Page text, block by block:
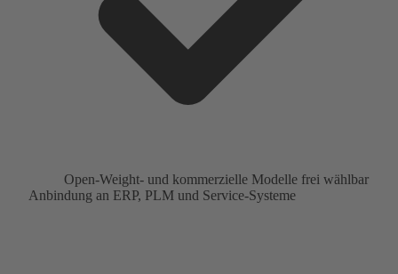
Open-Weight- und kommerzielle Modelle frei wählbar
Anbindung an ERP, PLM und Service-Systeme